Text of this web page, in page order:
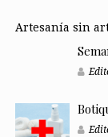
Artesanía sin